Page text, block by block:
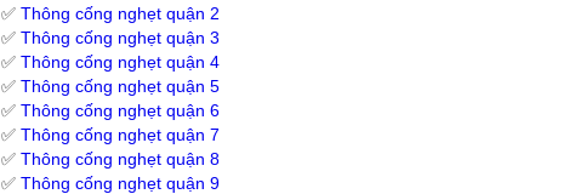
✅ Thông cống nghẹt quận 2
✅ Thông cống nghẹt quận 3
✅ Thông cống nghẹt quận 4
✅ Thông cống nghẹt quận 5
✅ Thông cống nghẹt quận 6
✅ Thông cống nghẹt quận 7
✅ Thông cống nghẹt quận 8
✅ Thông cống nghẹt quận 9